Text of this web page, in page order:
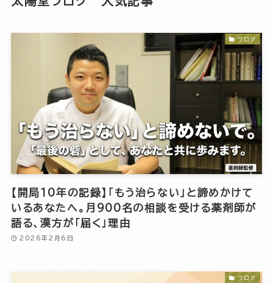
ブログ
【開局10年の記録】「もう治らない」と諦めかけて
いるあなたへ。月900名の相談を受ける薬剤師が
語る、漢方が「届く」理由
2026年2月6日
ブログ